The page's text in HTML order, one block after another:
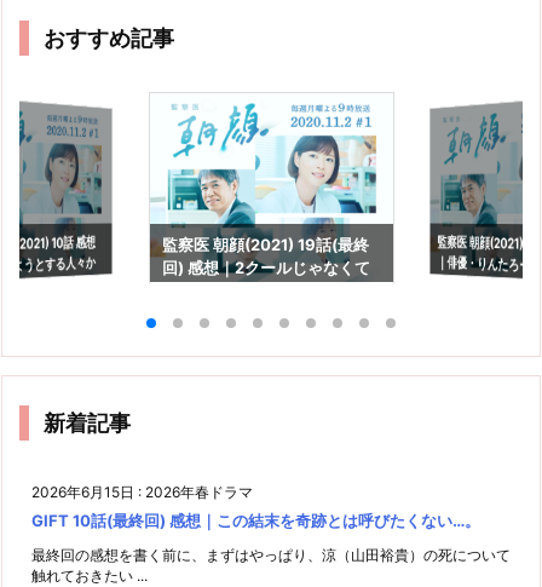
おすすめ記事
(2021) 10話 感想
ようとする人々か
監察医 朝顔(2021) 19話(最終
回) 感想｜2クールじゃなくて
監察医 朝顔(2021)
｜俳優・りんたろー
も。
新着記事
2026年6月15日 : 2026年春ドラマ
GIFT 10話(最終回) 感想｜この結末を奇跡とは呼びたくない…。
最終回の感想を書く前に、まずはやっぱり、涼（山田裕貴）の死について
触れておきたい ...